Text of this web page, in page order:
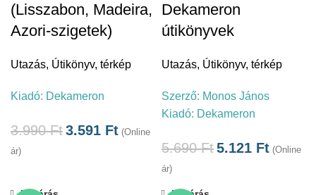
(Lisszabon, Madeira,
Azori-szigetek)
Utazás, Útikönyv, térkép
Kiadó: Dekameron
3.990Ft3.591 Ft (Online
ár)
Dekameron
útikönyvek
Utazás, Útikönyv, térkép
Szerző: Monos János
Kiadó: Dekameron
5.690Ft5.121 Ft (Online
ár)